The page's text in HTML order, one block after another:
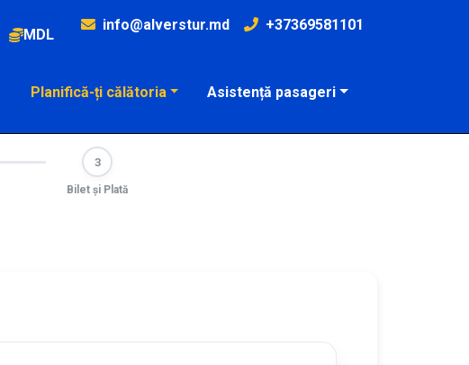
info@alverstur.md +37369581101
MDL
Planifică-ți călătoria Asistență pasageri
3
Bilet și Plată